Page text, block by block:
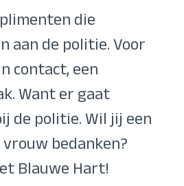
die
aan de politie. Voor
contact, een
Want er gaat
de politie. Wil jij een
bedanken?
Blauwe Hart!